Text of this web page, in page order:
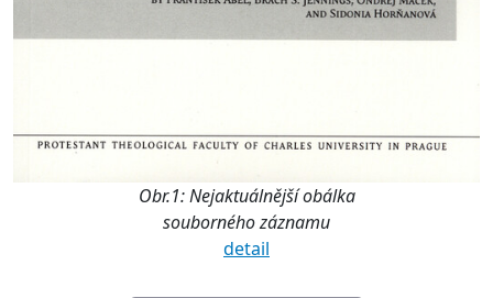
Obr.1: Nejaktuálnější obálka
souborného záznamu
detail